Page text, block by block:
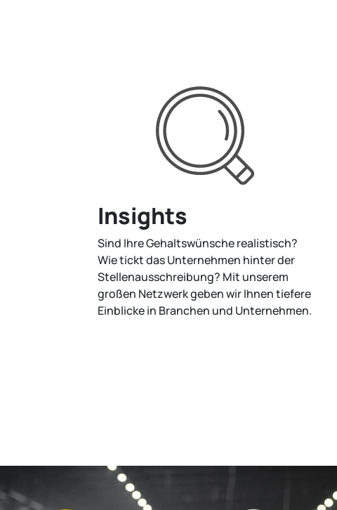
Insights
Sind Ihre Gehaltswünsche realistisch?
Wie tickt das Unternehmen hinter der
Stellenausschreibung? Mit unserem
großen Netzwerk geben wir Ihnen tiefere
Einblicke in Branchen und Unternehmen.